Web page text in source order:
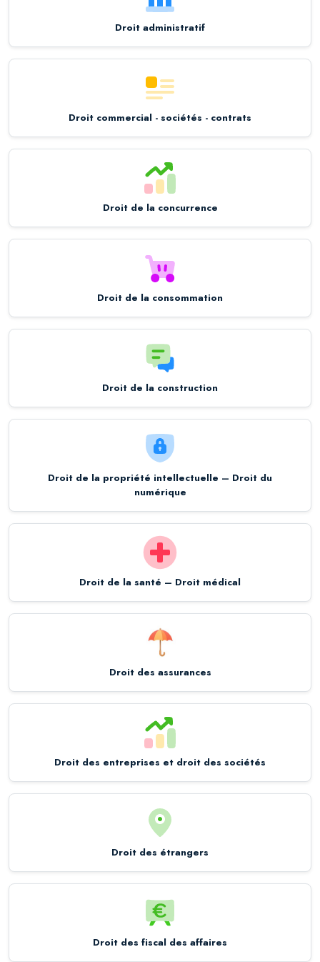
Droit administratif
Droit commercial - sociétés - contrats
Droit de la concurrence
Droit de la consommation
Droit de la construction
Droit de la propriété intellectuelle – Droit du
numérique
Droit de la santé – Droit médical
Droit des assurances
Droit des entreprises et droit des sociétés
Droit des étrangers
Droit des fiscal des affaires